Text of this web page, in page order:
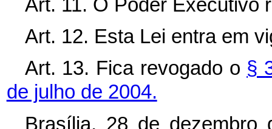
Art. 11. O Poder Executivo
Art. 12. Esta Lei entra em
Art. 13. Fica revogado o §
de julho de 2004.
Brasília, 28 de dezembro